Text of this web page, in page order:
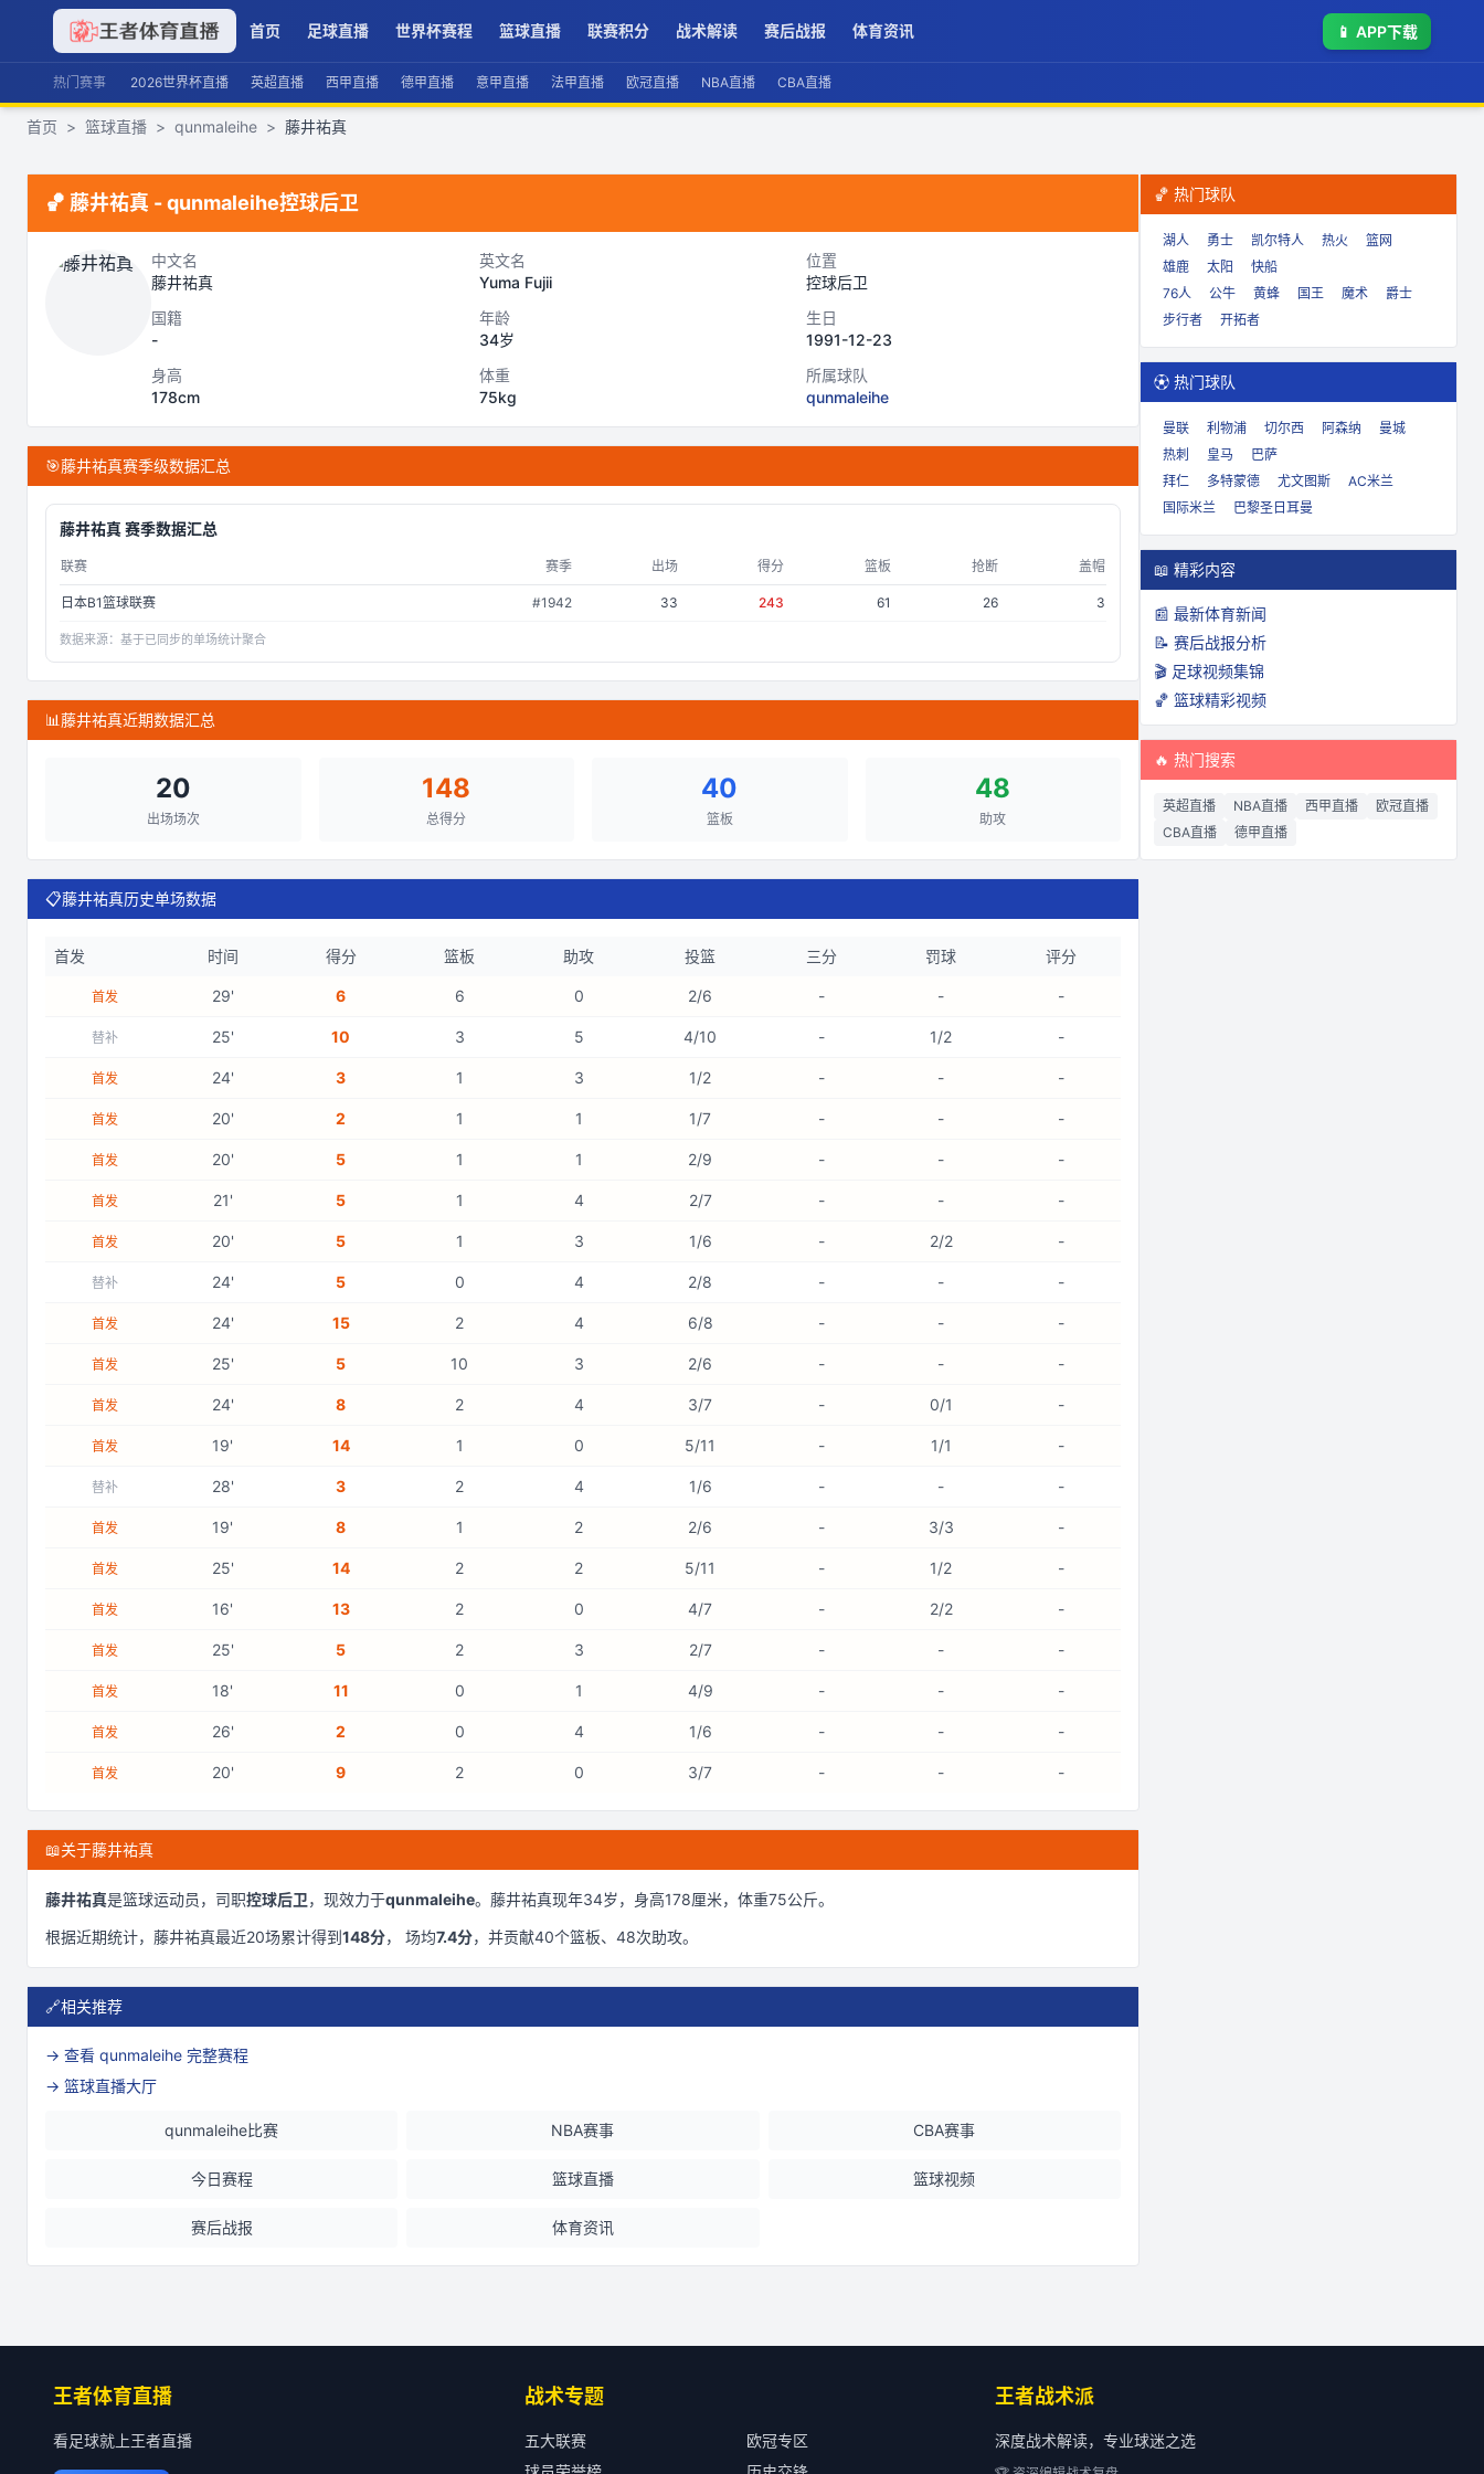
首页 足球直播 世界杯赛程 篮球直播 联赛积分 战术解读 赛后战报 体育资讯 📱 APP下载
热门赛事 2026世界杯直播 英超直播 西甲直播 德甲直播 意甲直播 法甲直播 欧冠直播 NBA直播 CBA直播
首页 > 篮球直播 > qunmaleihe > 藤井祐真
🏀 藤井祐真 -qunmaleihe控球后卫
中文名
藤井祐真
英文名
Yuma Fujii
位置
控球后卫
国籍
-
年龄
34岁
生日
1991-12-23
身高
178cm
体重
75kg
所属球队
qunmaleihe
🎯藤井祐真赛季级数据汇总
藤井祐真赛季数据汇总
联赛 赛季 出场 得分 篮板 抢断 盖帽
日本B1篮球联赛 #1942 33 243 61 26 3
数据来源： 基于已同步的单场统计聚合
📊藤井祐真近期数据汇总
20
出场场次
148
总得分
40
篮板
48
助攻
📋藤井祐真历史单场数据
首发 时间 得分 篮板 助攻 投篮 三分 罚球 评分
首发 29' 6 6 0 2/6 - - -
替补 25' 10 3 5 4/10 - 1/2 -
首发 24' 3 1 3 1/2 - - -
首发 20' 2 1 1 1/7 - - -
首发 20' 5 1 1 2/9 - - -
首发 21' 5 1 4 2/7 - - -
首发 20' 5 1 3 1/6 - 2/2 -
替补 24' 5 0 4 2/8 - - -
首发 24' 15 2 4 6/8 - - -
首发 25' 5 10 3 2/6 - - -
首发 24' 8 2 4 3/7 - 0/1 -
首发 19' 14 1 0 5/11 - 1/1 -
替补 28' 3 2 4 1/6 - - -
首发 19' 8 1 2 2/6 - 3/3 -
首发 25' 14 2 2 5/11 - 1/2 -
首发 16' 13 2 0 4/7 - 2/2 -
首发 25' 5 2 3 2/7 - - -
首发 18' 11 0 1 4/9 - - -
首发 26' 2 0 4 1/6 - - -
首发 20' 9 2 0 3/7 - - -
📖关于藤井祐真
藤井祐真是篮球运动员，司职控球后卫，现效力于qunmaleihe。 藤井祐真现年34岁，身高178厘米，体重75公斤。
根据近期统计， 藤井祐真最近20场累计得到148分， 场均7.4分，并贡献40个篮板、 48次助攻。
🔗相关推荐
→ 查看 qunmaleihe 完整赛程
→ 篮球直播大厅
qunmaleihe比赛 NBA赛事 CBA赛事
今日赛程 篮球直播 篮球视频
赛后战报 体育资讯
🏀 热门球队
湖人 勇士 凯尔特人 热火
篮网
雄鹿
太阳
快船
76人
公牛 黄蜂 国王 魔术
爵士
步行者
开拓者
⚽ 热门球队
曼联 利物浦 切尔西 阿森纳
曼城
热刺
皇马
巴萨
拜仁
多特蒙德 尤文图斯
AC米兰
国际米兰
巴黎圣日耳曼
📖 精彩内容
📰 最新体育新闻
📝 赛后战报分析
🎬 足球视频集锦
🏀 篮球精彩视频
🔥 热门搜索
英超直播 NBA直播 西甲直播
欧冠直播
CBA直播
德甲直播
王者体育直播
看足球就上王者直播
战术专题
五大联赛
欧冠专区
王者战术派
深度战术解读，专业球迷之选